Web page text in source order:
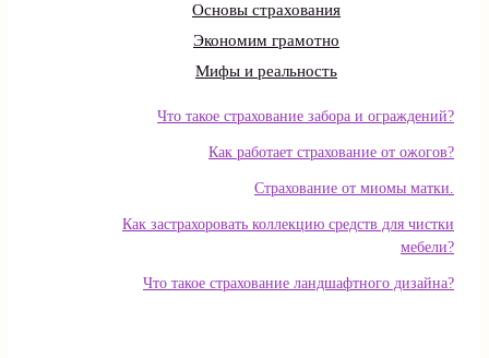
Основы страхования
Экономим грамотно
Мифы и реальность
Что такое страхование забора и ограждений?
Как работает страхование от ожогов?
Страхование от миомы матки.
Как застрахоровать коллекцию средств для чистки
мебели?
Что такое страхование ландшафтного дизайна?